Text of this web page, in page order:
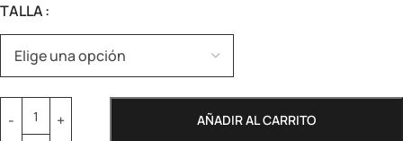
TALLA
AÑADIR AL CARRITO